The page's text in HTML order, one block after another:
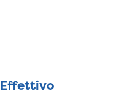
Effettivo